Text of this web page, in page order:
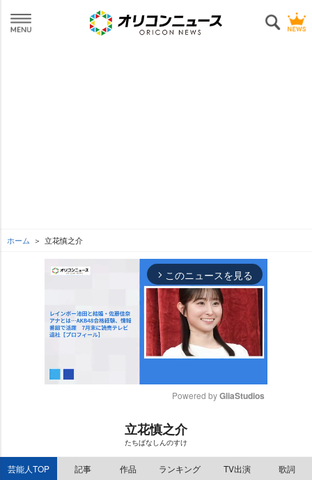
ホーム 立花慎之介
arrow_forward_ios このニュースを見る
e
Powered by GliaStudios
立花慎之介
たちばなしんのすけ
芸能人TOP 記事 作品 ランキング TV出演 歌詞